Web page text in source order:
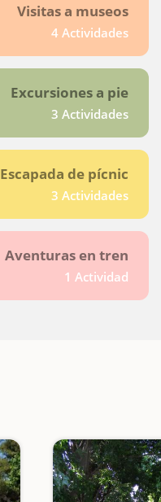
Visitas a museos
4 Actividades
Excursiones a pie
3 Actividades
Escapada de pícnic
3 Actividades
Aventuras en tren
1 Actividad